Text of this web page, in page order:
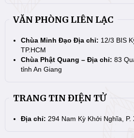
VĂN PHÒNG LIÊN LẠC
Chùa Minh Đạo Địa chỉ: 12/3 BIS
TP.HCM
Chùa Phật Quang – Địa chỉ: 83
tỉnh An Giang
TRANG TIN ĐIỆN TỬ
Địa chỉ: 294 Nam Kỳ Khởi Nghĩa, P.